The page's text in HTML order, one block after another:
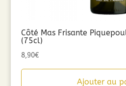
Côté Mas Frisante
(75cl)
8,90€
Ajouter au